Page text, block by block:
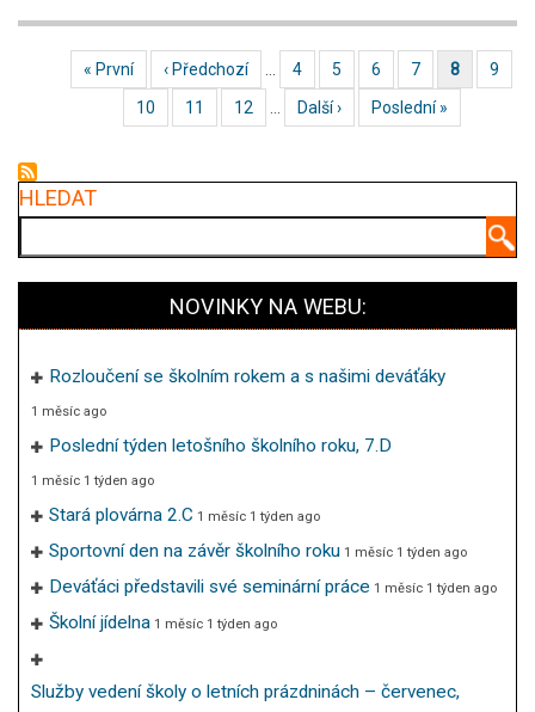
v
Pagination
First page
« První Předchozí stránka
‹ Předchozí Stránka
4 Stránka
5 Stránka
6 Stránka
7 Aktuální stránka
8
9
Stránka
10 Stránka
11 Stránka
12 Následující stránka
Další › Poslední stránka
Poslední »
HLEDAT
NOVINKY NA WEBU:
Rozloučení se školním rokem a s našimi deváťáky
1 měsíc ago
Poslední týden letošního školního roku, 7.D
1 měsíc 1 týden ago
Stará plovárna 2.C 1 měsíc 1 týden ago
Sportovní den na závěr školního roku 1 měsíc 1 týden ago
Deváťáci představili své seminární práce 1 měsíc 1 týden ago
Školní jídelna 1 měsíc 1 týden ago
Služby vedení školy o letních prázdninách – červenec,